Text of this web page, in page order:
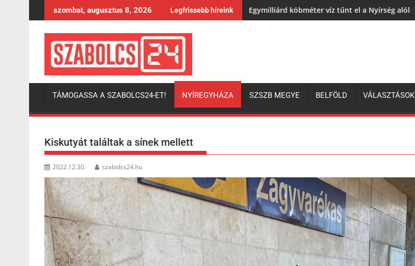
to
szombat, augusztus 8, 2026 Legfrissebb híreink Egymilliárd köbméter víz tűnt el a Nyírség alól
TÁMOGASSA A SZABOLCS24-ET! NYÍREGYHÁZA SZSZB MEGYE BELFÖLD VÁLASZTÁSOK
Kiskutyát találtak a sínek mellett
2022.12.30. szabolcs24.hu